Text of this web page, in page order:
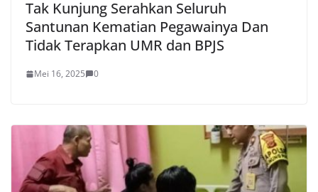
Tak Kunjung Serahkan Seluruh
Santunan Kematian Pegawainya Dan
Tidak Terapkan UMR dan BPJS
Mei 16, 2025 0